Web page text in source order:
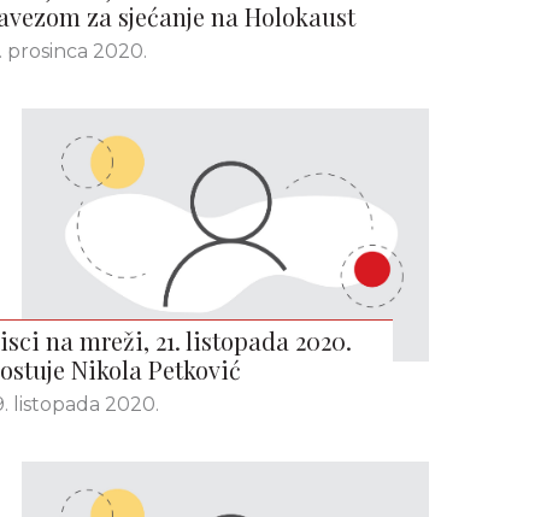
za sjećanje na Holokaust
prosinca 2020.
na mreži, 21. listopada 2020.
Nikola Petković
listopada 2020.